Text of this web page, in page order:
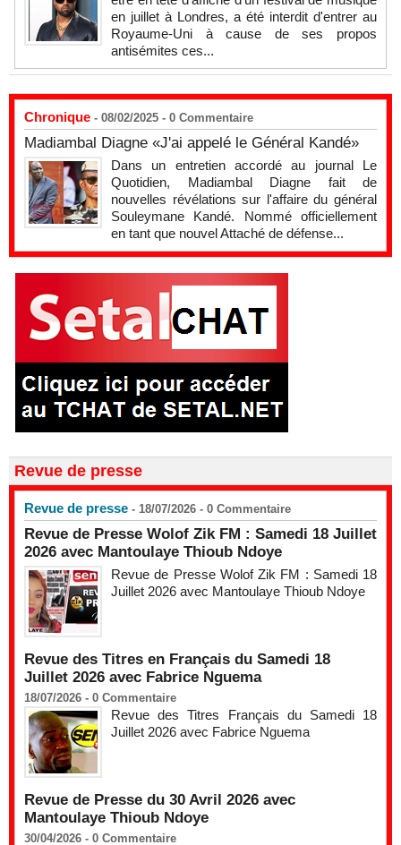
en juillet à Londres, a été interdit d'entrer au
Royaume-Uni à cause de ses propos
antisémites ces...
Chronique - 08/02/2025 - 0 Commentaire
Madiambal Diagne «J'ai appelé le Général Kandé»
Dans un entretien accordé au journal Le
Quotidien, Madiambal Diagne fait de
nouvelles révélations sur l'affaire du général
Souleymane Kandé. Nommé officiellement
en tant que nouvel Attaché de défense...
Revue de presse
Revue de presse - 18/07/2026 - 0 Commentaire
Revue de Presse Wolof Zik FM : Samedi 18 Juillet
2026 avec Mantoulaye Thioub Ndoye
Revue de Presse Wolof Zik FM : Samedi 18
Juillet 2026 avec Mantoulaye Thioub Ndoye
Revue des Titres en Français du Samedi 18
Juillet 2026 avec Fabrice Nguema
18/07/2026 - 0 Commentaire
Revue des Titres Français du Samedi 18
Juillet 2026 avec Fabrice Nguema
Revue de Presse du 30 Avril 2026 avec
Mantoulaye Thioub Ndoye
30/04/2026 - 0 Commentaire